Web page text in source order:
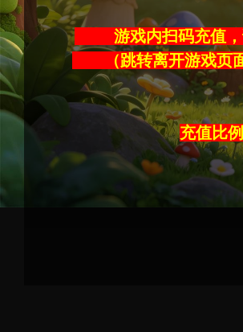
游戏内扫码充值
（跳转离开游戏
充值比